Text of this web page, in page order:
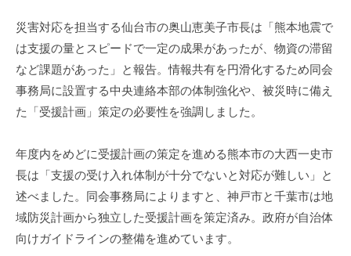
災害対応を担当する仙台市の奥山恵美子市長は「熊本地震で
は支援の量とスピードで一定の成果があったが、物資の滞留
など課題があった」と報告。情報共有を円滑化するため同会
事務局に設置する中央連絡本部の体制強化や、被災時に備え
た「受援計画」策定の必要性を強調しました。
年度内をめどに受援計画の策定を進める熊本市の大西一史市
長は「支援の受け入れ体制が十分でないと対応が難しい」と
述べました。同会事務局によりますと、神戸市と千葉市は地
域防災計画から独立した受援計画を策定済み。政府が自治体
向けガイドラインの整備を進めています。